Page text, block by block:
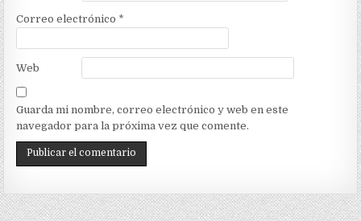
Correo electrónico *
Web
Guarda mi nombre, correo electrónico y web en este
navegador para la próxima vez que comente.